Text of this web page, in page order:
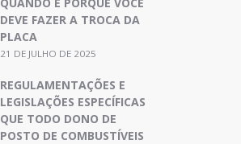
DEVE FAZER A TROCA DA
PLACA
21 DE JULHO DE 2025
REGULAMENTAÇÕES E
LEGISLAÇÕES ESPECÍFICAS
QUE TODO DONO DE
POSTO DE COMBUSTÍVEIS